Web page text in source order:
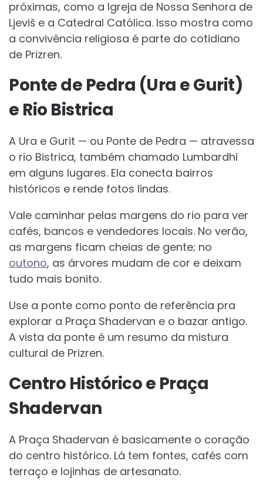
próximas, como a Igreja de Nossa Senhora de
Ljeviš e a Catedral Católica. Isso mostra como
a convivência religiosa é parte do cotidiano
de Prizren.
Ponte de Pedra (Ura e Gurit)
e Rio Bistrica
A Ura e Gurit — ou Ponte de Pedra — atravessa
o rio Bistrica, também chamado Lumbardhi
em alguns lugares. Ela conecta bairros
históricos e rende fotos lindas.
Vale caminhar pelas margens do rio para ver
cafés, bancos e vendedores locais. No verão,
as margens ficam cheias de gente; no
outono, as árvores mudam de cor e deixam
tudo mais bonito.
Use a ponte como ponto de referência pra
explorar a Praça Shadervan e o bazar antigo.
A vista da ponte é um resumo da mistura
cultural de Prizren.
Centro Histórico e Praça
Shadervan
A Praça Shadervan é basicamente o coração
do centro histórico. Lá tem fontes, cafés com
terraço e lojinhas de artesanato.